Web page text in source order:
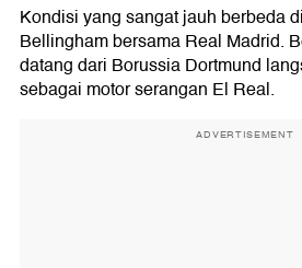
Kondisi yang sangat jauh berbeda
Bellingham bersama Real Madrid.
datang dari Borussia Dortmund
sebagai motor serangan El Real.
ADVERTISEMENT